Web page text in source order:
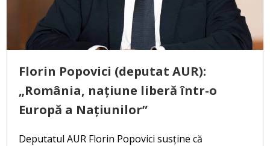
Florin Popovici (deputat AUR):
„România, națiune liberă într-o
Europă a Națiunilor”
Deputatul AUR Florin Popovici susține că